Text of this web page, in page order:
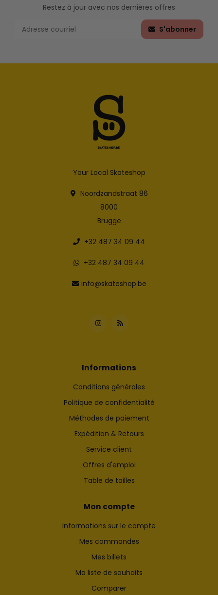
Restez à jour avec nos dernières offres
S'abonner
Your Local Skateshop
Noordzandstraat 86
8000
Brugge
+32 487 34 09 44
+32 487 34 09 44
info@skateshop.be
Informations
Conditions générales
Politique de confidentialité
Méthodes de paiement
Expédition & Retours
Service client
Offres d'emploi
Table de tailles
Mon compte
Informations sur le compte
Mes commandes
Mes billets
Ma liste de souhaits
Comparer